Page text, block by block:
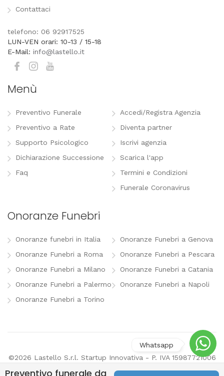
Contattaci
telefono: 06 92917525
LUN-VEN orari: 10-13 / 15-18
E-Mail: info@lastello.it
Menù
Preventivo Funerale
Preventivo a Rate
Supporto Psicologico
Dichiarazione Successione
Faq
Accedi/Registra Agenzia
Diventa partner
Iscrivi agenzia
Scarica l'app
Termini e Condizioni
Funerale Coronavirus
Onoranze Funebri
Onoranze funebri in Italia
Onoranze Funebri a Roma
Onoranze Funebri a Milano
Onoranze Funebri a Palermo
Onoranze Funebri a Torino
Onoranze Funebri a Genova
Onoranze Funebri a Pescara
Onoranze Funebri a Catania
Onoranze Funebri a Napoli
©2026 Lastello S.r.l. Startup Innovativa - P. IVA 15987721006
Preventivo funerale da